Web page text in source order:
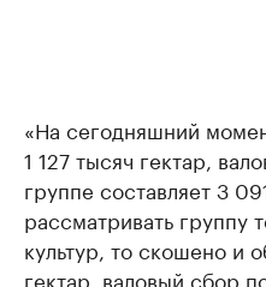
«На сегодняшний
1 127 тысяч гектар,
группе составляет 3
рассматривать группу
культур, то скошено и
гектар, валовый сбор